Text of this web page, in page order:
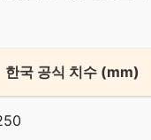
한국 공식 치수 (mm)